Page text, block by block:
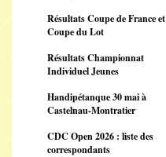
Résultats Coupe de France et
Coupe du Lot
Résultats Championnat
Individuel Jeunes
Handipétanque 30 mai à
Castelnau-Montratier
CDC Open 2026 : liste des
correspondants